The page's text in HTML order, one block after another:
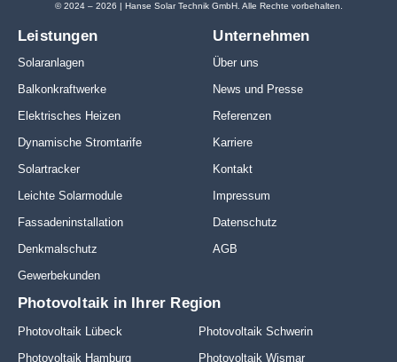
Photovoltaik in Ihrer Region
Photovoltaik Lübeck
Photovoltaik Hamburg
Photovoltaik Schwerin
Photovoltaik Wismar
Leistungen
Solaranlagen
Balkonkraftwerke
Elektrisches Heizen
Dynamische Stromtarife
Solartracker
Leichte Solarmodule
Fassadeninstallation
Denkmalschutz
Gewerbekunden
Unternehmen
Über uns
News und Presse
Referenzen
Karriere
Kontakt
Impressum
Datenschutz
AGB
© 2024 – 2026 | Hanse Solar Technik GmbH. Alle Rechte vorbehalten.